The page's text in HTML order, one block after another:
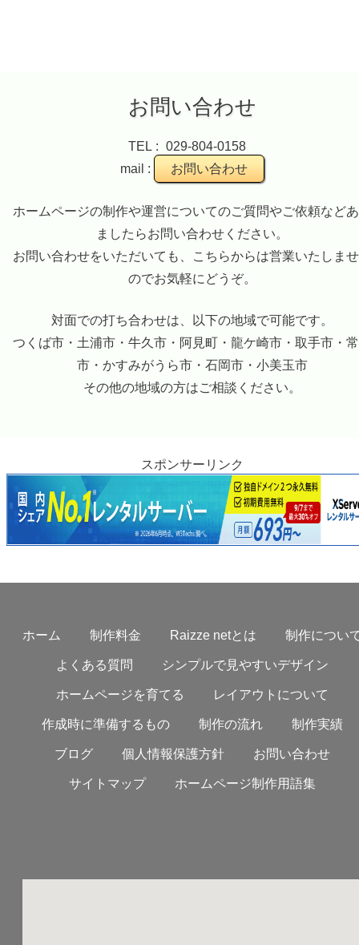
お問い合わせ
TEL : 029-804-0158
mail :
お問い合わせ
ホームページの制作や運営についてのご質問やご依頼など
ましたらお問い合わせください。
お問い合わせをいただいても、こちらからは営業いたしま
のでお気軽にどうぞ。
対面での打ち合わせは、以下の地域で可能です。
つくば市・土浦市・牛久市・阿見町・龍ケ崎市・取手市・
市・かすみがうら市・石岡市・小美玉市
その他の地域の方はご相談ください。
スポンサーリンク
ホーム 制作料金 Raizze netとは 制作につい
よくある質問 シンプルで見やすいデザイン
ホームページを育てる レイアウトについて
作成時に準備するもの 制作の流れ 制作実績
ブログ 個人情報保護方針 お問い合わせ
サイトマップ ホームページ制作用語集